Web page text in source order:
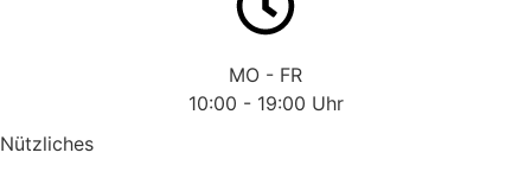
MO - FR
10:00 - 19:00 Uhr
Nützliches